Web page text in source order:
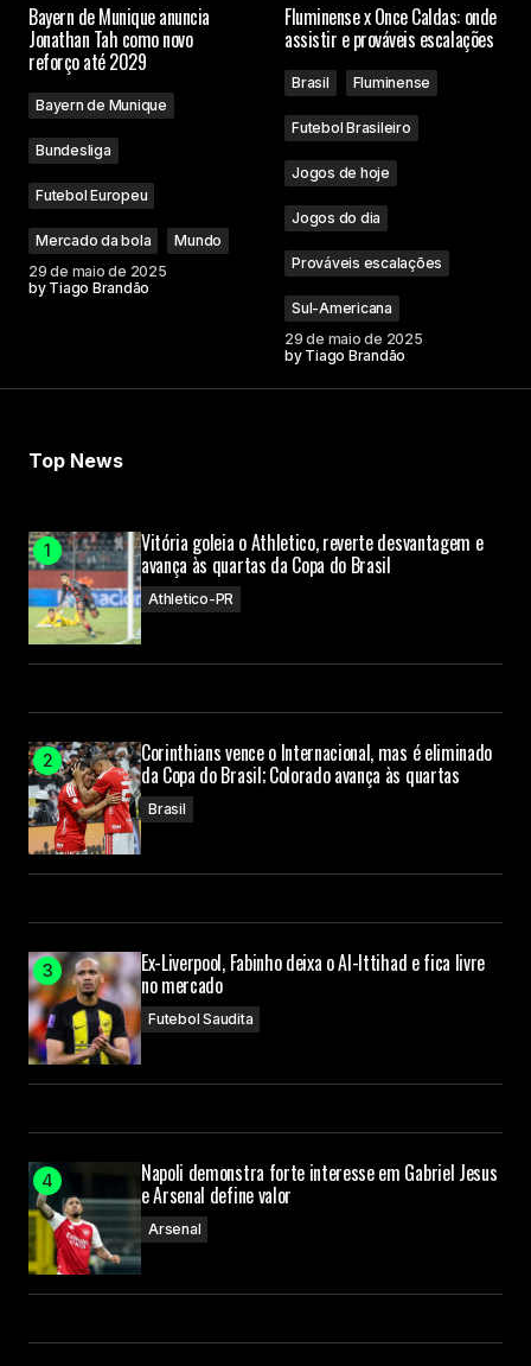
Bayern de Munique anuncia
Jonathan Tah como novo
reforço até 2029
Bayern de Munique
Bundesliga
Futebol Europeu
Mercado da bola
Mundo
29 de maio de 2025
by Tiago Brandão
Fluminense x Once Caldas: onde
assistir e prováveis escalações
Brasil Fluminense
Futebol Brasileiro
Jogos de hoje
Jogos do dia
Prováveis escalações
Sul-Americana
29 de maio de 2025
by Tiago Brandão
Top News
Vitória goleia o Athletico, reverte desvantagem e
avança às quartas da Copa do Brasil
Athletico-PR
Corinthians vence o Internacional, mas é eliminado
da Copa do Brasil; Colorado avança às quartas
Brasil
Ex-Liverpool, Fabinho deixa o Al-Ittihad e fica livre
no mercado
Futebol Saudita
Napoli demonstra forte interesse em Gabriel Jesus
e Arsenal define valor
Arsenal